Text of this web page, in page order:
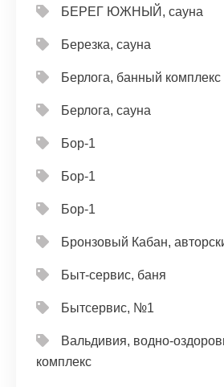
БЕРЕГ ЮЖНЫЙ, сауна
Березка, сауна
Берлога, банный комплекс
Берлога, сауна
Бор-1
Бор-1
Бор-1
Бронзовый Кабан,
Быт-сервис, баня
Бытсервис, №1
Вальдивия, водно-
комплекс